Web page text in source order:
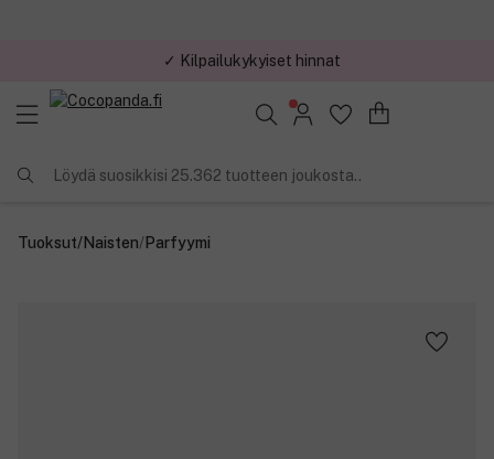
✓ Kilpailukykyiset hinnat
Löydä suosikkisi 25.362 tuotteen joukosta..
Tuoksut/Naisten/Parfyymi